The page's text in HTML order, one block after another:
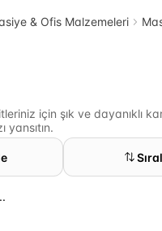
& Ofis Malzemeleri
için şık ve dayanıklı
yansıtın.